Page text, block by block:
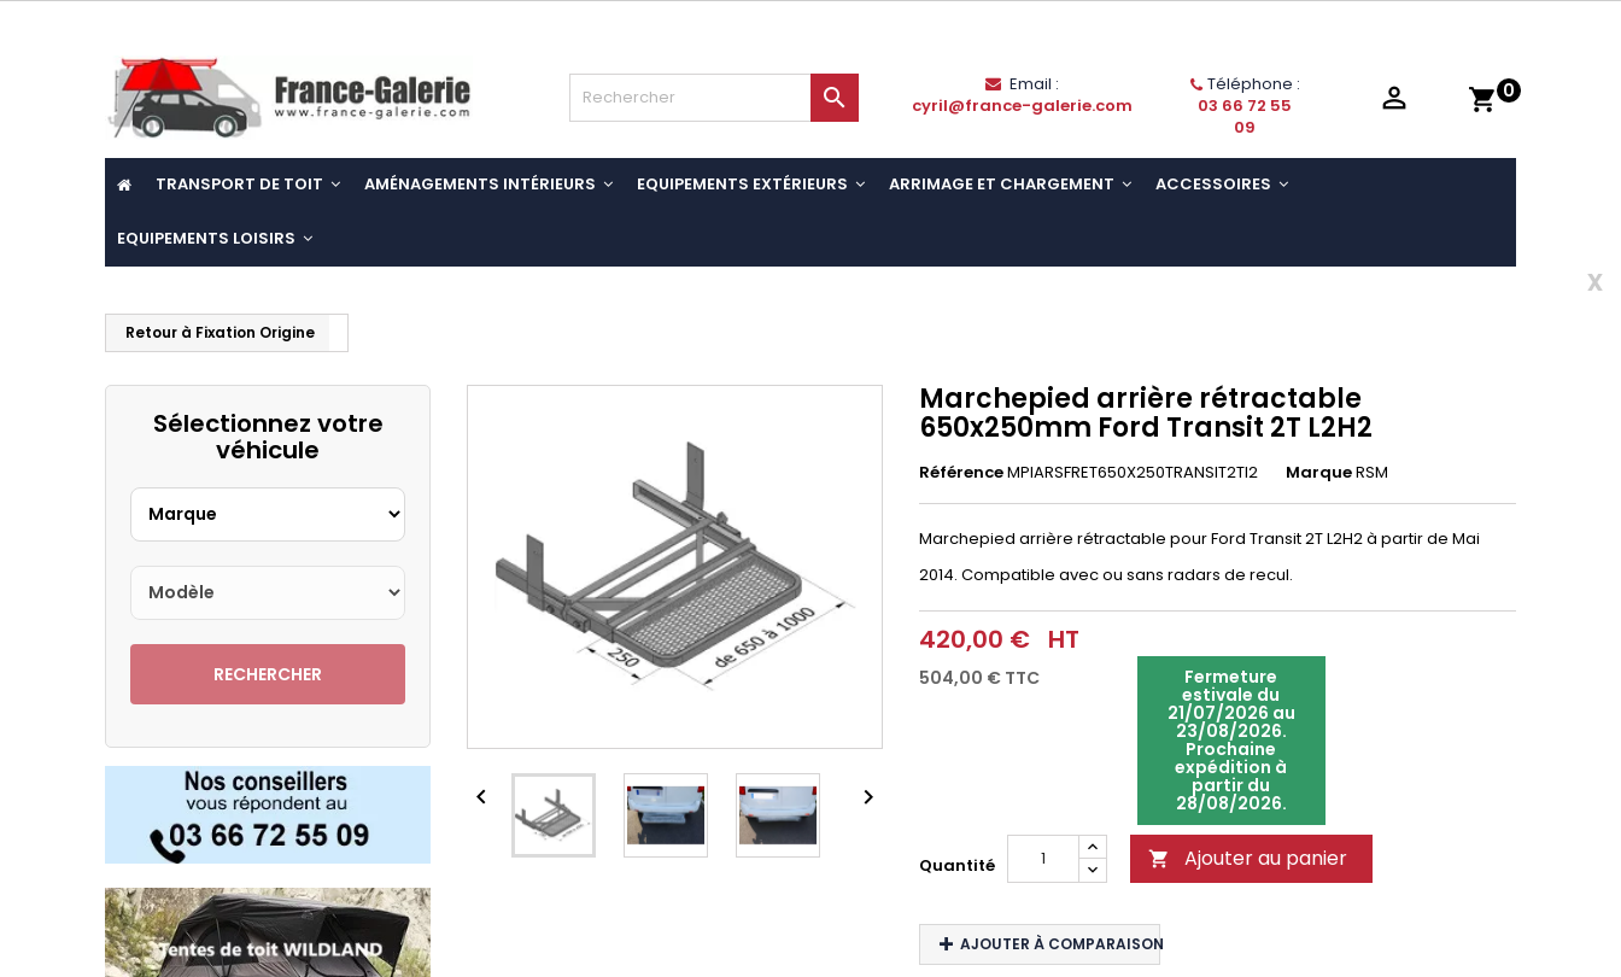
shopping_cart 0

Email :
cyril@france-galerie.com
Téléphone :
03 66 72 55
09

TRANSPORT DE TOIT AMÉNAGEMENTS INTÉRIEURS EQUIPEMENTS EXTÉRIEURS ARRIMAGE ET CHARGEMENT ACCESSOIRES
EQUIPEMENTS LOISIRS
x
Retour à Fixation Origine
Sélectionnez votre
véhicule
RECHERCHER
 
Marchepied arrière rétractable
650x250mm Ford Transit 2T L2H2
RéférenceMPIARSFRET650X250TRANSIT2Tl2 MarqueRSM
Marchepied arrière rétractable pour Ford Transit 2T L2H2 à partir de Mai
2014. Compatible avec ou sans radars de recul.
420,00 € HT
504,00 € TTC Fermeture
estivale du
21/07/2026 au
23/08/2026.
Prochaine
expédition à
partir du
28/08/2026.
Quantité  Ajouter au panier
AJOUTER À COMPARAISON